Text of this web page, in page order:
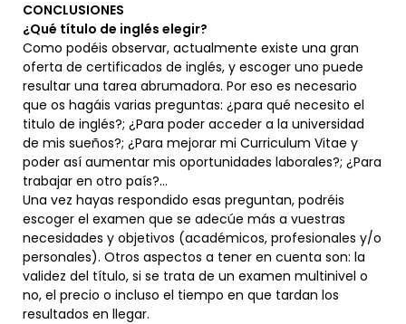
CONCLUSIONES
¿Qué título de inglés elegir?
Como podéis observar, actualmente existe una gran
oferta de certificados de inglés, y escoger uno puede
resultar una tarea abrumadora. Por eso es necesario
que os hagáis varias preguntas: ¿para qué necesito el
titulo de inglés?; ¿Para poder acceder a la universidad
de mis sueños?; ¿Para mejorar mi Curriculum Vitae y
poder así aumentar mis oportunidades laborales?; ¿Para
trabajar en otro país?…
Una vez hayas respondido esas preguntan, podréis
escoger el examen que se adecúe más a vuestras
necesidades y objetivos (académicos, profesionales y/o
personales). Otros aspectos a tener en cuenta son: la
validez del título, si se trata de un examen multinivel o
no, el precio o incluso el tiempo en que tardan los
resultados en llegar.